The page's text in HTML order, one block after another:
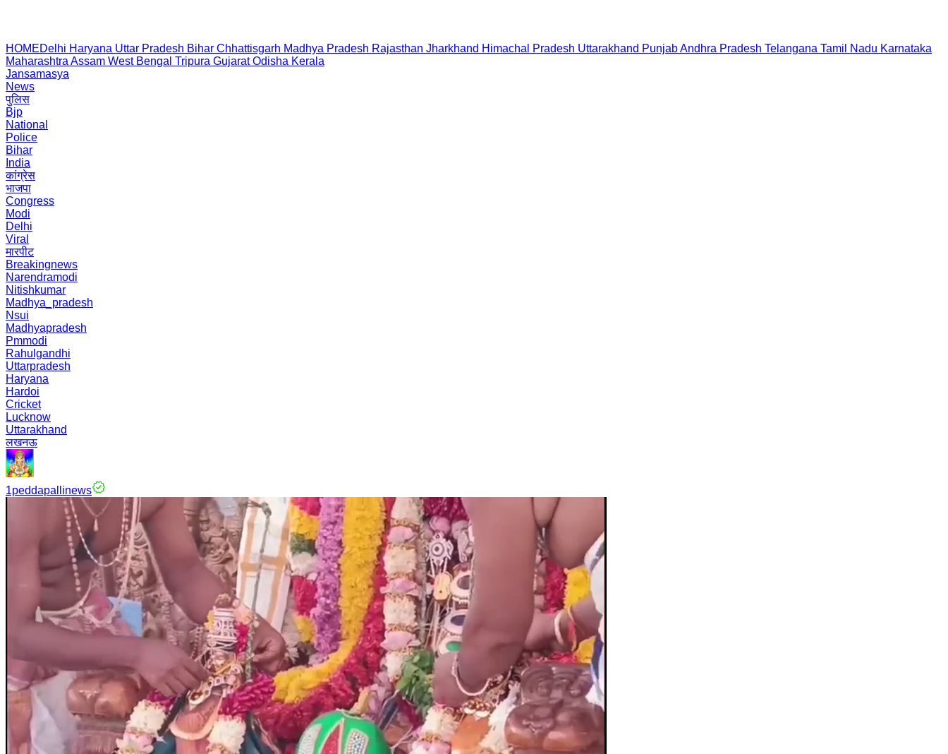
HOMEDelhi Haryana Uttar Pradesh Bihar Chhattisgarh Madhya Pradesh Rajasthan Jharkhand Himachal Pradesh Uttarakhand PunjabAndhra Pradesh Telangana Tamil Nadu Karnataka
Maharashtra Assam West Bengal Tripura Gujarat Odisha Kerala
Jansamasya
News
पुलिस
Bjp
National
Police
Bihar
India
कांग्रेस
भाजपा
Congress
Modi
Delhi
Viral
मारपीट
Breakingnews
Narendramodi
Nitishkumar
Madhya_pradesh
Nsui
Madhyapradesh
Pmmodi
Rahulgandhi
Uttarpradesh
Haryana
Hardoi
Cricket
Lucknow
Uttarakhand
लखनऊ
1peddapallinews